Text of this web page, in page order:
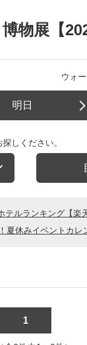
物展【
ウォ
明日
しください。
ルランキング【楽
夏休みイベントカレ
1